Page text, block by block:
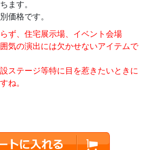
ます。
価格です。
ず、住宅展示場、イベント会場
気の演出には欠かせないアイテムで
ステージ等特に目を惹きたいときに
ね。